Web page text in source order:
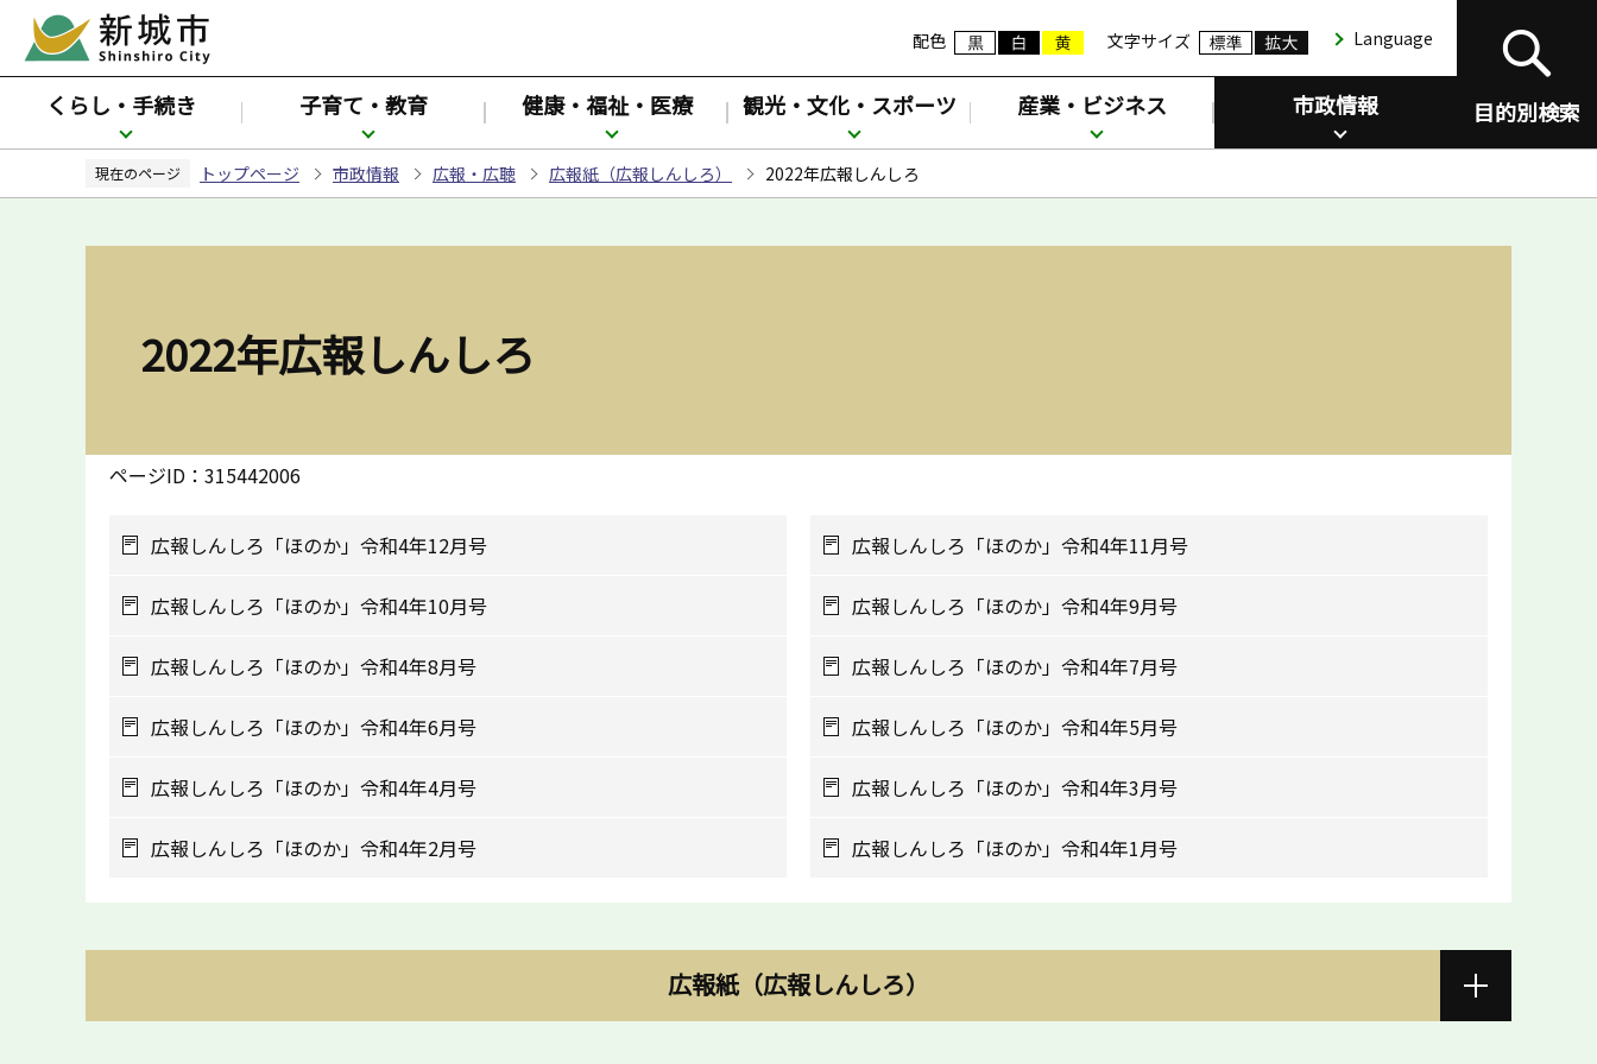
ペ
ジ
先
配色 文字サイズ Language
目的別検索
くらし・手続き 子育て・教育 健康・福祉・医療 観光・文化・スポーツ 産業・ビジネス 市政情報
現在のページ トップページ 市政情報 広報・広聴 広報紙（広報しんしろ） 2022年広報しんしろ
2022年広報しんしろ
ページID：315442006
広報しんしろ「ほのか」令和4年12月号 広報しんしろ「ほのか」令和4年11月号
広報しんしろ「ほのか」令和4年10月号 広報しんしろ「ほのか」令和4年9月号
広報しんしろ「ほのか」令和4年8月号 広報しんしろ「ほのか」令和4年7月号
広報しんしろ「ほのか」令和4年6月号 広報しんしろ「ほのか」令和4年5月号
広報しんしろ「ほのか」令和4年4月号 広報しんしろ「ほのか」令和4年3月号
広報しんしろ「ほのか」令和4年2月号 広報しんしろ「ほのか」令和4年1月号
広報紙（広報しんしろ）